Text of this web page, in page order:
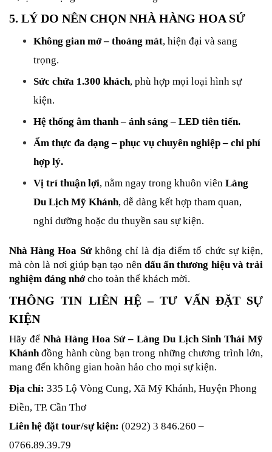
5. LÝ DO NÊN CHỌN NHÀ HÀNG HOA SỨ
Không gian mở – thoáng mát, hiện đại và sang
trọng.
Sức chứa 1.300 khách, phù hợp mọi loại hình sự
kiện.
Hệ thống âm thanh – ánh sáng – LED tiên tiến.
Ẩm thực đa dạng – phục vụ chuyên nghiệp – chi phí
hợp lý.
Vị trí thuận lợi, nằm ngay trong khuôn viên Làng
Du Lịch Mỹ Khánh, dễ dàng kết hợp tham quan,
nghỉ dưỡng hoặc du thuyền sau sự kiện.
Nhà Hàng Hoa Sứ không chỉ là địa điểm tổ chức sự kiện,
mà còn là nơi giúp bạn tạo nên dấu ấn thương hiệu và trải
nghiệm đáng nhớ cho toàn thể khách mời.
THÔNG TIN LIÊN HỆ – TƯ VẤN ĐẶT SỰ
KIỆN
Hãy để Nhà Hàng Hoa Sứ – Làng Du Lịch Sinh Thái Mỹ
Khánh đồng hành cùng bạn trong những chương trình lớn,
mang đến không gian hoàn hảo cho mọi sự kiện.
Địa chỉ: 335 Lộ Vòng Cung, Xã Mỹ Khánh, Huyện Phong
Điền, TP. Cần Thơ
Liên hệ đặt tour/sự kiện: (0292) 3 846.260 –
0766.89.39.79